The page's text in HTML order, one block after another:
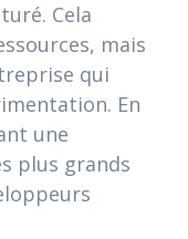
Cela
mais
qui
En
une
plus grands